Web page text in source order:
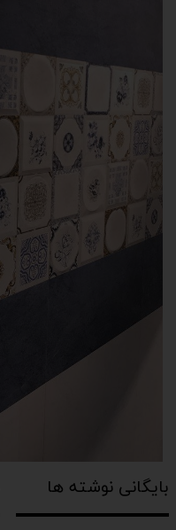
بایگانی نوشته ها